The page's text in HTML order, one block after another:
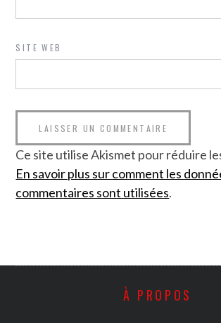
SITE WEB
Ce site utilise Akismet pour réduire
En savoir plus sur comment les
commentaires sont utilisées.
À PROPOS